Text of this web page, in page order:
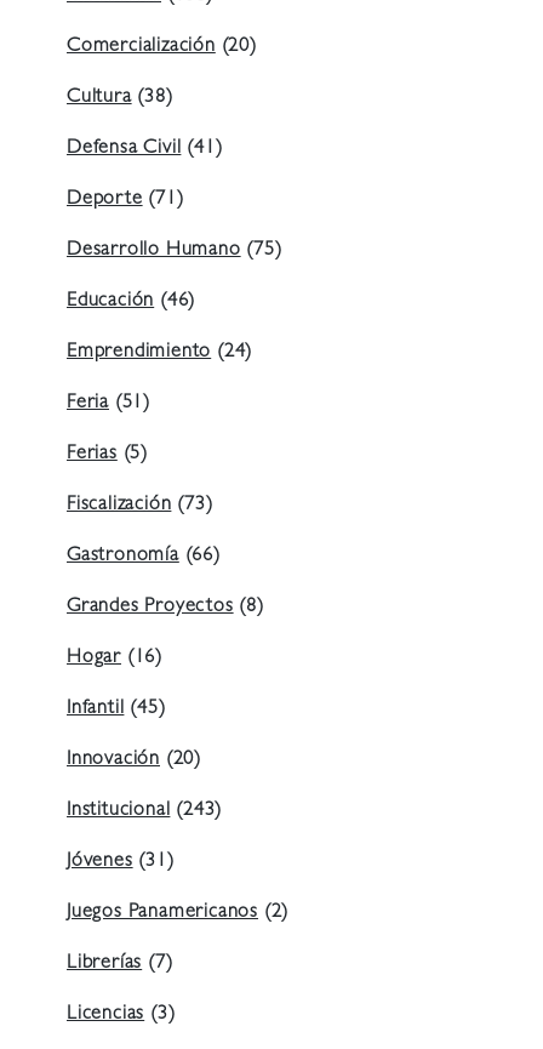
Comercialización(20)
Cultura(38)
Defensa Civil(41)
Deporte(71)
Desarrollo Humano(75)
Educación(46)
Emprendimiento(24)
Feria (51)
Ferias(5)
Fiscalización(73)
Gastronomía(66)
Grandes Proyectos(8)
Hogar (16)
Infantil(45)
Innovación (20)
Institucional(243)
Jóvenes(31)
Juegos Panamericanos (2)
Librerías(7)
Licencias(3)